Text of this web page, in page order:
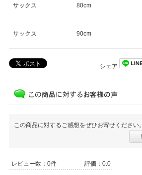
サックス 80cm
サックス 90cm
シェア
この商品に対するご感想をぜひお寄せください。
レビュー数：0件 評価：0.0